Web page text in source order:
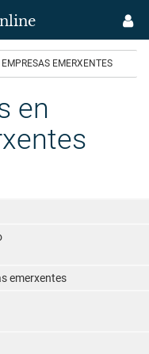
EMERXENTES
en
emerxentes